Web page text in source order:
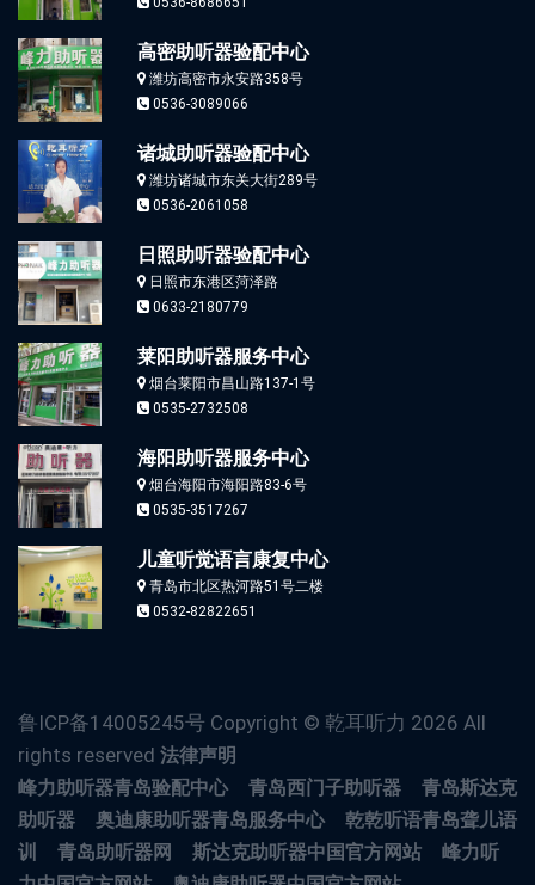
高密助听器验配中心
潍坊高密市永安路358号
0536-3089066
诸城助听器验配中心
潍坊诸城市东关大街289号
0536-2061058
日照助听器验配中心
日照市东港区菏泽路
0633-2180779
莱阳助听器服务中心
烟台莱阳市昌山路137-1号
0535-2732508
海阳助听器服务中心
烟台海阳市海阳路83-6号
0535-3517267
儿童听觉语言康复中心
青岛市北区热河路51号二楼
0532-82822651
鲁ICP备14005245号 Copyright © 乾耳听力 2026 All
rights reserved 法律声明
峰力助听器青岛验配中心
青岛西门子助听器
青岛斯达克
助听器
奥迪康助听器青岛服务中心
乾乾听语青岛聋儿语
训
青岛助听器网 斯达克助听器中国官方网站
峰力听